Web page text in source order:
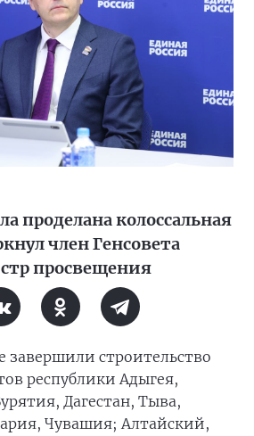
проделана колоссальная
член Генсовета
просвещения
завершили строительство
республики Адыгея,
Дагестан, Тыва,
Чувашия; Алтайский,